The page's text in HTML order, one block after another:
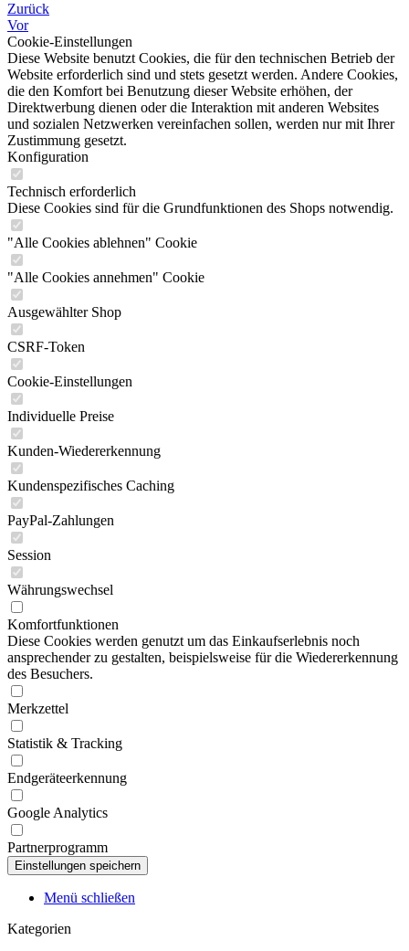
Zurück
Vor
Cookie-Einstellungen
Diese Website benutzt Cookies, die für den technischen Betrieb der
Website erforderlich sind und stets gesetzt werden. Andere Cookies,
die den Komfort bei Benutzung dieser Website erhöhen, der
Direktwerbung dienen oder die Interaktion mit anderen Websites
und sozialen Netzwerken vereinfachen sollen, werden nur mit Ihrer
Zustimmung gesetzt.
Konfiguration
Technisch erforderlich
Diese Cookies sind für die Grundfunktionen des Shops notwendig.
"Alle Cookies ablehnen" Cookie
"Alle Cookies annehmen" Cookie
Ausgewählter Shop
CSRF-Token
Cookie-Einstellungen
Individuelle Preise
Kunden-Wiedererkennung
Kundenspezifisches Caching
PayPal-Zahlungen
Session
Währungswechsel
Komfortfunktionen
Diese Cookies werden genutzt um das Einkaufserlebnis noch
ansprechender zu gestalten, beispielsweise für die Wiedererkennung
des Besuchers.
Merkzettel
Statistik & Tracking
Endgeräteerkennung
Google Analytics
Partnerprogramm
Menü schließen
Kategorien